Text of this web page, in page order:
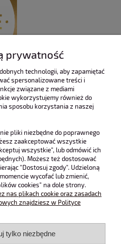
kosztów płatności
stworzony dla kobiet, które kochają
dopracowane detale oraz
podkreślają sylwetkę z niezwykłą
cygaretki, które razem tworzą
look.
O nas
prywatność
technologii, aby zapamiętać
spersonalizowane treści i
związane z mediami
wykorzystujemy również do
sposobu korzystania z naszej
pliki niezbędne do poprawnego
zaakceptować wszystkie
wszystkie", lub odmówić ich
Możesz też dostosować
"Dostosuj zgody". Udzieloną
wycofać lub zmienić,
cookies" na dole strony.
nas plikach cookie oraz zasadach
znajdziesz w Polityce
tylko niezbędne